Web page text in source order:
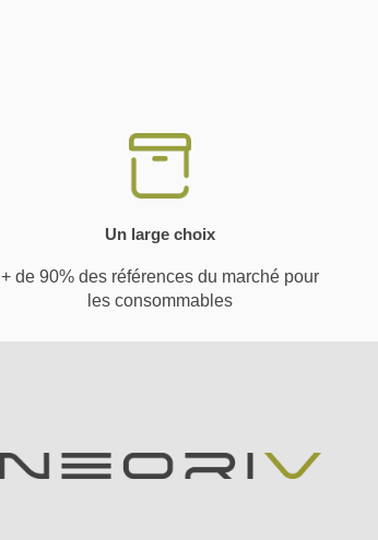
Un large choix
+ de 90% des références du marché pour
les consommables